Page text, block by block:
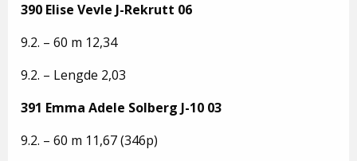
390 Elise Vevle J-Rekrutt 06
9.2. – 60 m 12,34
9.2. – Lengde 2,03
391 Emma Adele Solberg J-10 03
9.2. – 60 m 11,67 (346p)